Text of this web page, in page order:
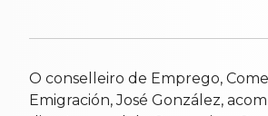
O conselleiro de Emprego,
Emigración, José González,